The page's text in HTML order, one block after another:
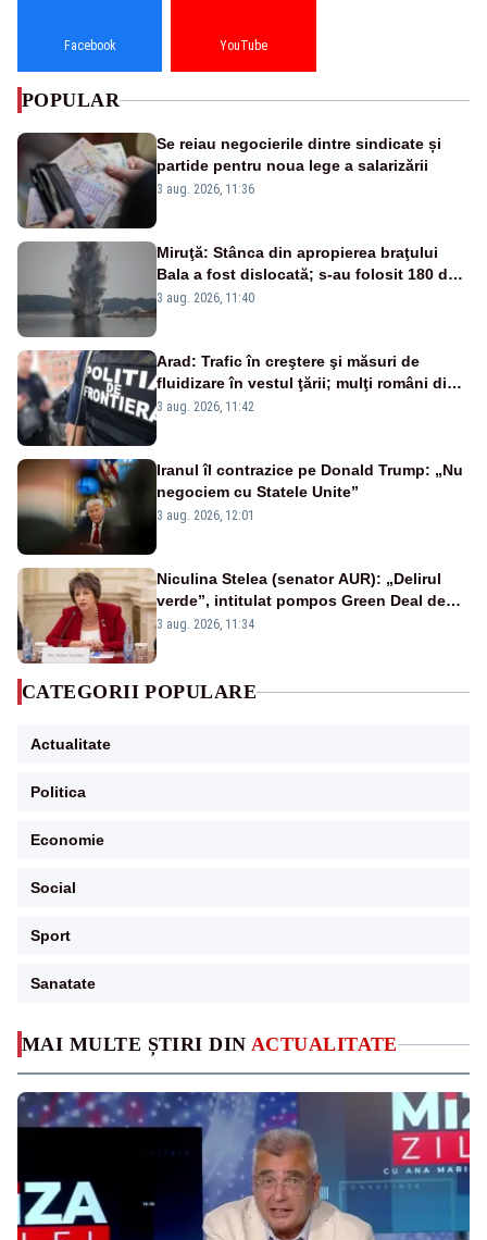
MAI MULTE ȘTIRI DIN ACTUALITATE
Facebook YouTube
POPULAR
Se reiau negocierile dintre sindicate și
partide pentru noua lege a salarizării
3 aug. 2026, 11:36
Miruţă: Stânca din apropierea braţului
Bala a fost dislocată; s-au folosit 180 de
kilograme de explozibil
3 aug. 2026, 11:40
Arad: Trafic în creştere şi măsuri de
fluidizare în vestul ţării; mulţi români din
Europa vin în concedii
3 aug. 2026, 11:42
Iranul îl contrazice pe Donald Trump: „Nu
negociem cu Statele Unite”
3 aug. 2026, 12:01
Niculina Stelea (senator AUR): „Delirul
verde”, intitulat pompos Green Deal de
către Bruxelles, este în mare măsură
3 aug. 2026, 11:34
CATEGORII POPULARE
Actualitate
Politica
Economie
Social
Sport
Sanatate